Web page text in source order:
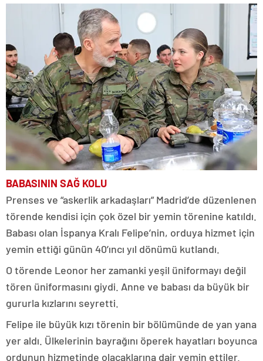
BABASININ SAĞ KOLU
Prenses ve “askerlik arkadaşları” Madrid’de düzenlenen
törende kendisi için çok özel bir yemin törenine katıldı.
Babası olan İspanya Kralı Felipe’nin, orduya hizmet için
yemin ettiği günün 40’ıncı yıl dönümü kutlandı.
O törende Leonor her zamanki yeşil üniformayı değil
tören üniformasını giydi. Anne ve babası da büyük bir
gururla kızlarını seyretti.
Felipe ile büyük kızı törenin bir bölümünde de yan yana
yer aldı. Ülkelerinin bayrağını öperek hayatları boyunca
ordunun hizmetinde olacaklarına dair yemin ettiler.